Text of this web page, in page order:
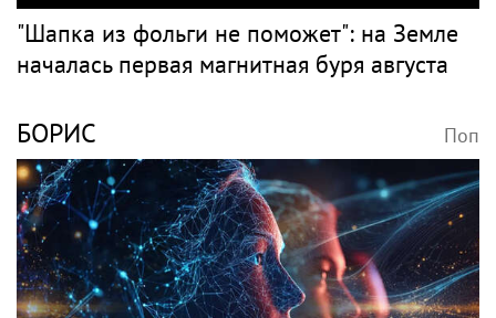
"Шапка из фольги не поможет": на Земле
началась первая магнитная буря августа
БОРИС Поп